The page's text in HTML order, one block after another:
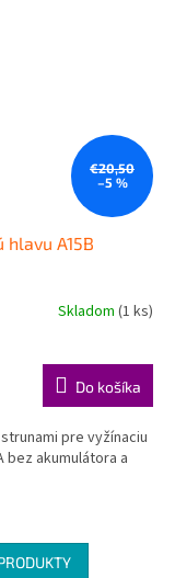
€20,50
–5 %
A15B
Skladom (1 ks)
Do košíka
pre vyžínaciu
bez akumulátora a